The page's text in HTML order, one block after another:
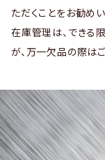
ただくことをお勧めい
在庫管理は、できる
が、万一欠品の際は